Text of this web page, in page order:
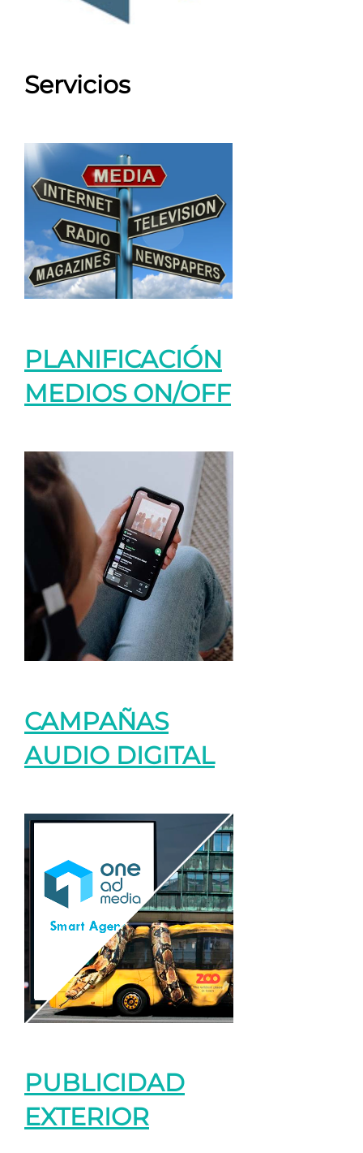
Servicios
PLANIFICACIÓN
MEDIOS ON/OFF
CAMPAÑAS
AUDIO DIGITAL
PUBLICIDAD
EXTERIOR